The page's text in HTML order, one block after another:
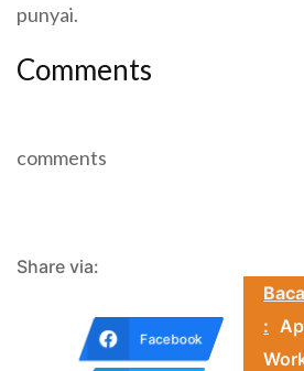
punyai.
Comments
comments
Share via:
Facebook
: